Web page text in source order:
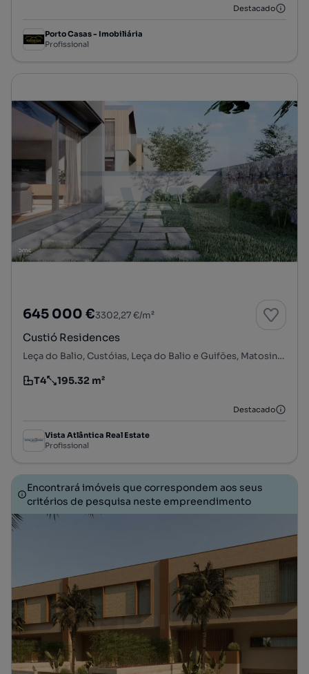
Destacado
Porto Casas - Imobiliária
Profissional
645 000 €3302,27 €/m²
Custió Residences
Leça do Balio, Custóias, Leça do Balio e Guifões, Matosinhos, Porto
Tipologia
T4
Preço por metro quadrado
195.32 m²
Destacado
Vista Atlântica Real Estate
Profissional
Encontrará imóveis que correspondem aos seus
critérios de pesquisa neste empreendimento